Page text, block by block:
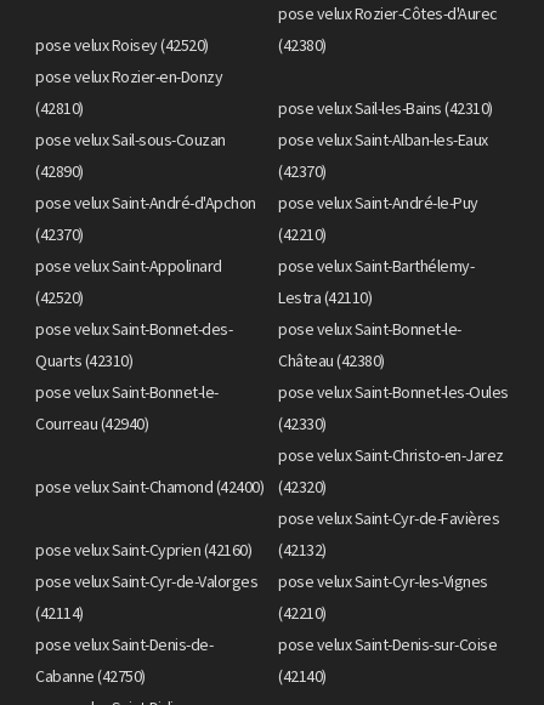
pose velux Roisey (42520)
pose velux Rozier-Côtes-d'Aurec
(42380)
pose velux Rozier-en-Donzy
(42810)
pose velux Sail-les-Bains (42310)
pose velux Sail-sous-Couzan
(42890)
pose velux Saint-Alban-les-Eaux
(42370)
pose velux Saint-André-d'Apchon
(42370)
pose velux Saint-André-le-Puy
(42210)
pose velux Saint-Appolinard
(42520)
pose velux Saint-Barthélemy-
Lestra (42110)
pose velux Saint-Bonnet-des-
Quarts (42310)
pose velux Saint-Bonnet-le-
Château (42380)
pose velux Saint-Bonnet-le-
Courreau (42940)
pose velux Saint-Bonnet-les-Oules
(42330)
pose velux Saint-Chamond (42400)
pose velux Saint-Christo-en-Jarez
(42320)
pose velux Saint-Cyprien (42160)
pose velux Saint-Cyr-de-Favières
(42132)
pose velux Saint-Cyr-de-Valorges
(42114)
pose velux Saint-Cyr-les-Vignes
(42210)
pose velux Saint-Denis-de-
Cabanne (42750)
pose velux Saint-Denis-sur-Coise
(42140)